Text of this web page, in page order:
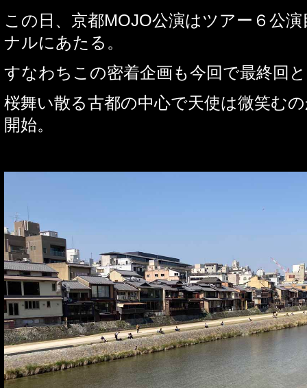
この日、京都MOJO公演はツアー６公
ナルにあたる。
すなわちこの密着企画も今回で最終回
桜舞い散る古都の中心で天使は微笑む
開始。